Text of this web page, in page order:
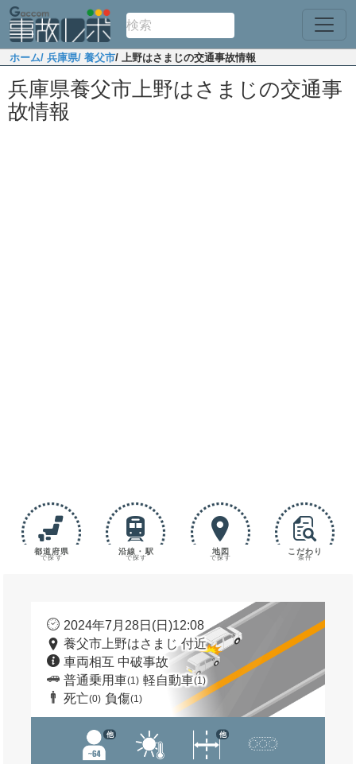
ホーム/ 兵庫県/ 養父市/ 上野はさまじの交通事故情報
兵庫県養父市上野はさまじの交通事
故情報
都道府県
で探す
沿線・駅
で探す
地図
で探す
こだわり
条件
2024年7月28日(日)12:08
養父市上野はさまじ 付近
車両相互 中破事故
普通乗用車(1) 軽自動車(1)
死亡(0) 負傷(1)
他 他